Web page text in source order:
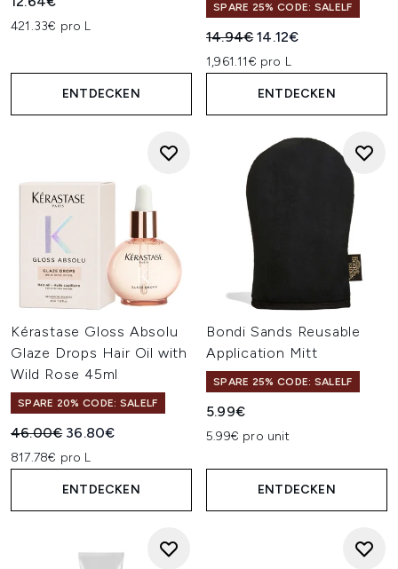
421.33€ pro L
ENTDECKEN
SPARE 25% CODE: SALELF
Unverbindliche
14.94€Aktueller Preis:
14.12€
1,961.11€ pro L
ENTDECKEN
Kérastase Gloss Absolu
Glaze Drops Hair Oil with
Wild Rose 45ml
SPARE 20% CODE: SALELF
Unverbindliche Preisempfehlung:
46.00€ Aktueller Preis:
36.80€
817.78€ pro L
ENTDECKEN
Bondi Sands Reusable
Application Mitt
SPARE 25% CODE: SALELF
5.99€
5.99€ pro unit
ENTDECKEN